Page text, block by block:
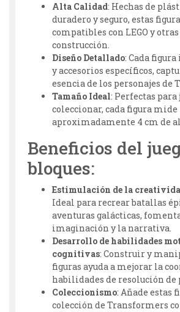
Alta Calidad: Hechas de
duradero y seguro, estas
compatibles con LEGO y
construcción.
Diseño Detallado: Cada
y accesorios específicos,
esencia de los personajes de
Tamaño Ideal: Perfectas para
coleccionar, cada figura mide
aproximadamente 4 cm de
Beneficios del
bloques:
Estimulación de la
Ideal para recrear batallas
aventuras galácticas,
imaginación y la narrativa.
Desarrollo de habilidades
cognitivas: Construir y
figuras ayuda a mejorar la
habilidades de resolución de
Coleccionismo: Añade estas
colección de Transformers